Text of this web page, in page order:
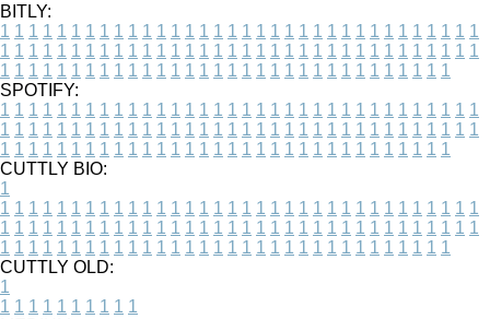
BITLY:
1 1 1 1 1 1 1 1 1 1 1 1 1 1 1 1 1 1 1 1 1 1 1 1 1 1 1 1 1 1 1 1 1 1
1 1 1 1 1 1 1 1 1 1 1 1 1 1 1 1 1 1 1 1 1 1 1 1 1 1 1 1 1 1 1 1 1 1
1 1 1 1 1 1 1 1 1 1 1 1 1 1 1 1 1 1 1 1 1 1 1 1 1 1 1 1 1 1 1 1
SPOTIFY:
1 1 1 1 1 1 1 1 1 1 1 1 1 1 1 1 1 1 1 1 1 1 1 1 1 1 1 1 1 1 1 1 1 1
1 1 1 1 1 1 1 1 1 1 1 1 1 1 1 1 1 1 1 1 1 1 1 1 1 1 1 1 1 1 1 1 1 1
1 1 1 1 1 1 1 1 1 1 1 1 1 1 1 1 1 1 1 1 1 1 1 1 1 1 1 1 1 1 1 1
CUTTLY BIO:
1
1 1 1 1 1 1 1 1 1 1 1 1 1 1 1 1 1 1 1 1 1 1 1 1 1 1 1 1 1 1 1 1 1 1
1 1 1 1 1 1 1 1 1 1 1 1 1 1 1 1 1 1 1 1 1 1 1 1 1 1 1 1 1 1 1 1 1 1
1 1 1 1 1 1 1 1 1 1 1 1 1 1 1 1 1 1 1 1 1 1 1 1 1 1 1 1 1 1 1 1
CUTTLY OLD:
1
1 1 1 1 1 1 1 1 1 1